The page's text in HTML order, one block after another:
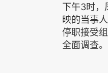
下午3时，
映的当事
停职接受
全面调查。